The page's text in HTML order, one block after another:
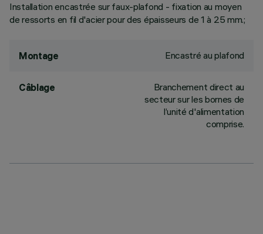
Installation encastrée sur faux-plafond - fixation au moyen
de ressorts en fil d'acier pour des épaisseurs de 1 à 25 mm.;
Montage Encastré au plafond
Câblage
Branchement direct au
secteur sur les bornes de
l’unité d'alimentation
comprise.